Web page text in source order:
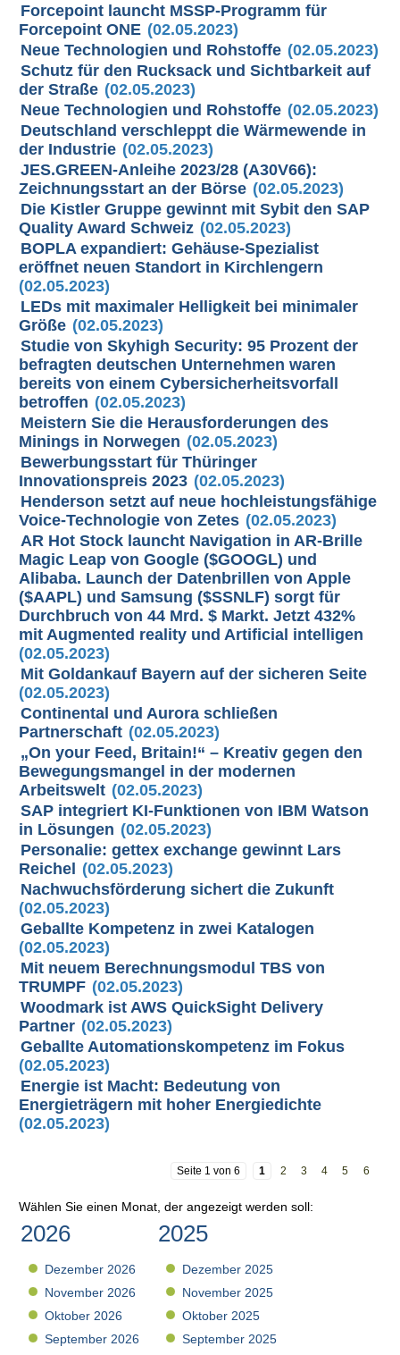
Forcepoint launcht MSSP-Programm für
Forcepoint ONE (02.05.2023)
Neue Technologien und Rohstoffe (02.05.2023)
Schutz für den Rucksack und Sichtbarkeit auf
der Straße (02.05.2023)
Neue Technologien und Rohstoffe (02.05.2023)
Deutschland verschleppt die Wärmewende in
der Industrie (02.05.2023)
JES.GREEN-Anleihe 2023/28 (A30V66):
Zeichnungsstart an der Börse (02.05.2023)
Die Kistler Gruppe gewinnt mit Sybit den SAP
Quality Award Schweiz (02.05.2023)
BOPLA expandiert: Gehäuse-Spezialist
eröffnet neuen Standort in Kirchlengern
(02.05.2023)
LEDs mit maximaler Helligkeit bei minimaler
Größe (02.05.2023)
Studie von Skyhigh Security: 95 Prozent der
befragten deutschen Unternehmen waren
bereits von einem Cybersicherheitsvorfall
betroffen (02.05.2023)
Meistern Sie die Herausforderungen des
Minings in Norwegen (02.05.2023)
Bewerbungsstart für Thüringer
Innovationspreis 2023 (02.05.2023)
Henderson setzt auf neue hochleistungsfähige
Voice-Technologie von Zetes (02.05.2023)
AR Hot Stock launcht Navigation in AR-Brille
Magic Leap von Google ($GOOGL) und
Alibaba. Launch der Datenbrillen von Apple
($AAPL) und Samsung ($SSNLF) sorgt für
Durchbruch von 44 Mrd. $ Markt. Jetzt 432%
mit Augmented reality und Artificial intelligen
(02.05.2023)
Mit Goldankauf Bayern auf der sicheren Seite
(02.05.2023)
Continental und Aurora schließen
Partnerschaft (02.05.2023)
„On your Feed, Britain!“ – Kreativ gegen den
Bewegungsmangel in der modernen
Arbeitswelt (02.05.2023)
SAP integriert KI-Funktionen von IBM Watson
in Lösungen (02.05.2023)
Personalie: gettex exchange gewinnt Lars
Reichel
(02.05.2023)
Nachwuchsförderung sichert die Zukunft
(02.05.2023)
Geballte Kompetenz in zwei Katalogen
(02.05.2023)
Mit neuem Berechnungsmodul TBS von
TRUMPF (02.05.2023)
Woodmark ist AWS QuickSight Delivery
Partner (02.05.2023)
Geballte Automationskompetenz im Fokus
(02.05.2023)
Energie ist Macht: Bedeutung von
Energieträgern mit hoher Energiedichte
(02.05.2023)
Seite 1 von 6 1 2 3 4 5 6
Wählen Sie einen Monat, der angezeigt werden soll:
2026
Dezember 2026
November 2026
Oktober 2026
September 2026
2025
Dezember 2025
November 2025
Oktober 2025
September 2025